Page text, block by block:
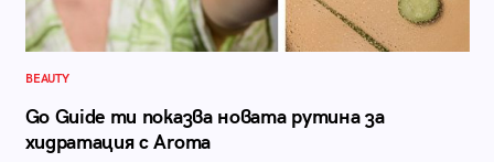
BEAUTY
Go Guide ти показва новата рутина за
хидратация с Aroma